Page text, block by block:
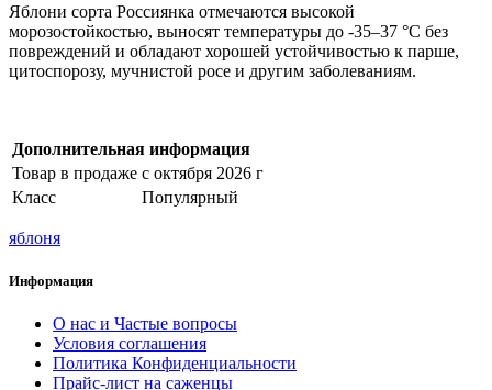
Яблони сорта Россиянка отмечаются высокой
морозостойкостью, выносят температуры до -35–37 °С без
повреждений и обладают хорошей устойчивостью к парше,
цитоспорозу, мучнистой росе и другим заболеваниям.
Дополнительная информация
Товар в продаже с октября 2026 г
Класс
Популярный
яблоня
Информация
О нас и Частые вопросы
Условия соглашения
Политика Конфиденциальности
Прайс-лист на саженцы